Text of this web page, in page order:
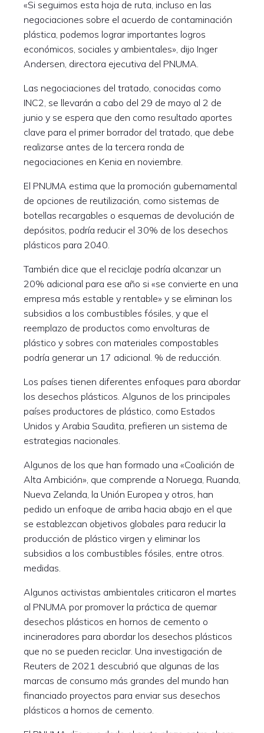
«Si seguimos esta hoja de ruta, incluso en las
negociaciones sobre el acuerdo de contaminación
plástica, podemos lograr importantes logros
económicos, sociales y ambientales», dijo Inger
Andersen, directora ejecutiva del PNUMA.
Las negociaciones del tratado, conocidas como
INC2, se llevarán a cabo del 29 de mayo al 2 de
junio y se espera que den como resultado aportes
clave para el primer borrador del tratado, que debe
realizarse antes de la tercera ronda de
negociaciones en Kenia en noviembre.
El PNUMA estima que la promoción gubernamental
de opciones de reutilización, como sistemas de
botellas recargables o esquemas de devolución de
depósitos, podría reducir el 30% de los desechos
plásticos para 2040.
También dice que el reciclaje podría alcanzar un
20% adicional para ese año si «se convierte en una
empresa más estable y rentable» y se eliminan los
subsidios a los combustibles fósiles, y que el
reemplazo de productos como envolturas de
plástico y sobres con materiales compostables
podría generar un 17 adicional. % de reducción.
Los países tienen diferentes enfoques para abordar
los desechos plásticos. Algunos de los principales
países productores de plástico, como Estados
Unidos y Arabia Saudita, prefieren un sistema de
estrategias nacionales.
Algunos de los que han formado una «Coalición de
Alta Ambición», que comprende a Noruega, Ruanda,
Nueva Zelanda, la Unión Europea y otros, han
pedido un enfoque de arriba hacia abajo en el que
se establezcan objetivos globales para reducir la
producción de plástico virgen y eliminar los
subsidios a los combustibles fósiles, entre otros.
medidas.
Algunos activistas ambientales criticaron el martes
al PNUMA por promover la práctica de quemar
desechos plásticos en hornos de cemento o
incineradores para abordar los desechos plásticos
que no se pueden reciclar. Una investigación de
Reuters de 2021 descubrió que algunas de las
marcas de consumo más grandes del mundo han
financiado proyectos para enviar sus desechos
plásticos a hornos de cemento.